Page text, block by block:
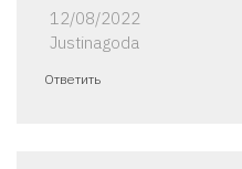
12/08/2022
Justinagoda
Ответить